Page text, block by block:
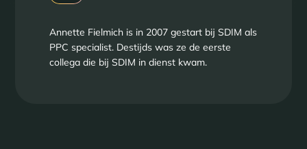
Annette Fielmich is in 2007 gestart bij SDIM als
PPC specialist. Destijds was ze de eerste
collega die bij SDIM in dienst kwam.